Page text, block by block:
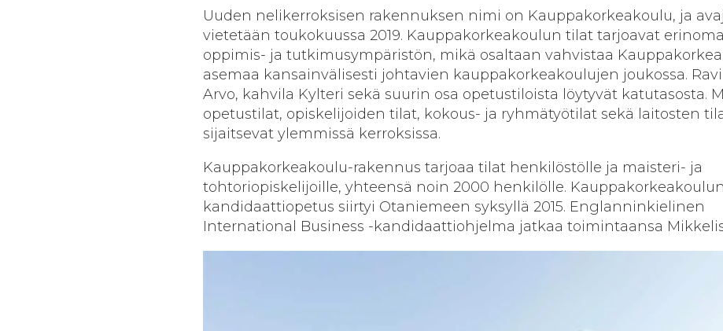
Uuden nelikerroksisen rakennuksen nimi on Kauppakorkeakoulu, ja
vietetään toukokuussa 2019. Kauppakorkeakoulun tilat tarjoavat
oppimis- ja tutkimusympäristön, mikä osaltaan vahvistaa
asemaa kansainvälisesti johtavien kauppakorkeakoulujen joukossa.
Arvo, kahvila Kylteri sekä suurin osa opetustiloista löytyvät katutasosta.
opetustilat, opiskelijoiden tilat, kokous- ja ryhmätyötilat sekä laitosten
sijaitsevat ylemmissä kerroksissa.
Kauppakorkeakoulu-rakennus tarjoaa tilat henkilöstölle ja maisteri- ja
tohtoriopiskelijoille, yhteensä noin 2000 henkilölle. Kauppakorkeakoulun
kandidaattiopetus siirtyi Otaniemeen syksyllä 2015. Englanninkielinen
International Business -kandidaattiohjelma jatkaa toimintaansa